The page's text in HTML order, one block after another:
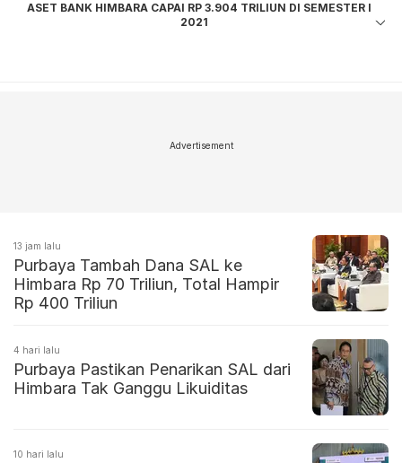
ASET BANK HIMBARA CAPAI RP 3.904 TRILIUN DI SEMESTER I
2021
Advertisement
13 jam lalu
Purbaya Tambah Dana SAL ke
Himbara Rp 70 Triliun, Total Hampir
Rp 400 Triliun
4 hari lalu
Purbaya Pastikan Penarikan SAL dari
Himbara Tak Ganggu Likuiditas
10 hari lalu